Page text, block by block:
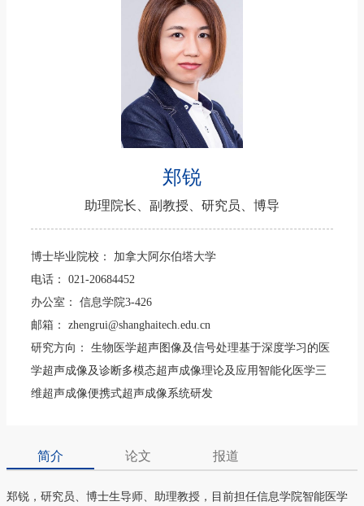
郑锐
助理院长、副教授、研究员、博导
博士毕业院校： 加拿大阿尔伯塔大学
电话： 021-20684452
办公室： 信息学院3-426
邮箱： zhengrui@shanghaitech.edu.cn
研究方向： 生物医学超声图像及信号处理基于深度学习的医
学超声成像及诊断多模态超声成像理论及应用智能化医学三
维超声成像便携式超声成像系统研发
简介 论文 报道
郑锐，研究员、博士生导师、助理教授，目前担任信息学院智能医学